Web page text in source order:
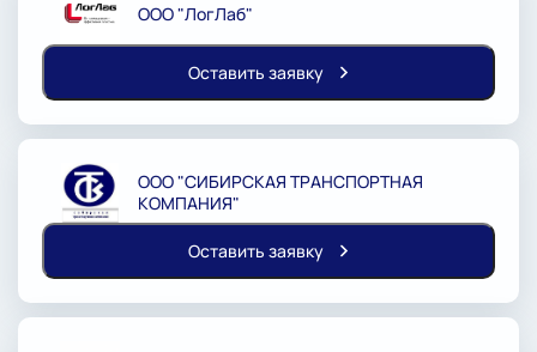
ООО "ЛогЛаб"
Оставить заявку
ООО "СИБИРСКАЯ ТРАНСПОРТНАЯ
КОМПАНИЯ"
Оставить заявку